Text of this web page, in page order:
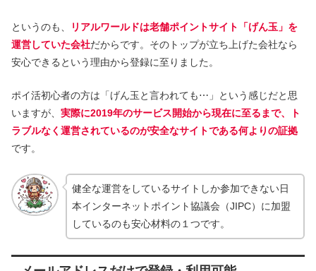
というのも、
リアルワールドは老舗ポイントサイト「げん玉」を
運営していた会社だからです。そのトップが立ち上げた会社なら
安心できるという理由から登録に至りました。
ポイ活初心者の方は「げん玉と言われても⋯」という感じだと思
いますが、 実際に2019年のサービス開始から現在に至るまで、ト
ラブルなく運営されているのが安全なサイトである何よりの証拠
です。
健全な運営をしているサイトしか参加できない日
本インターネットポイント協議会（JIPC）に加盟
しているのも安心材料の１つです。